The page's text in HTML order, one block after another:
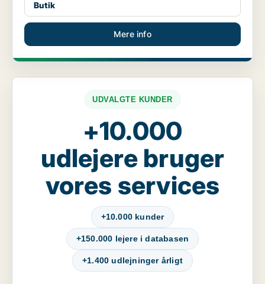
Butik
Mere info
UDVALGTE KUNDER
+10.000
udlejere bruger
vores services
+10.000 kunder
+150.000 lejere i databasen
+1.400 udlejninger årligt